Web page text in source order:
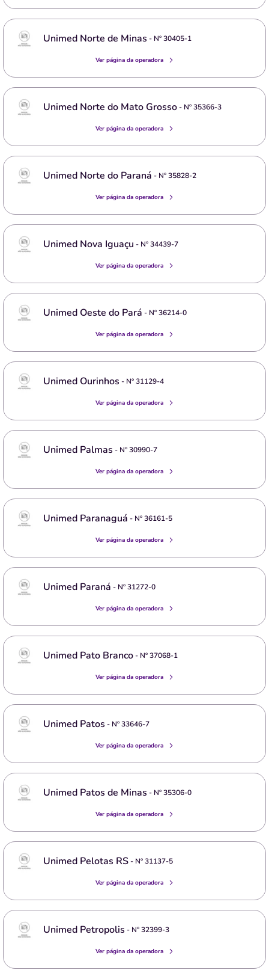
Unimed Norte de Minas - Nº30405-1
Ver página da operadora
Unimed Norte do Mato Grosso- Nº35366-3
Ver página da operadora
Unimed Norte do Paraná - Nº35828-2
Ver página da operadora
Unimed Nova Iguaçu - Nº34439-7
Ver página da operadora
Unimed Oeste do Pará - Nº36214-0
Ver página da operadora
Unimed Ourinhos - Nº31129-4
Ver página da operadora
Unimed Palmas - Nº30990-7
Ver página da operadora
Unimed Paranaguá - Nº36161-5
Ver página da operadora
Unimed Paraná - Nº31272-0
Ver página da operadora
Unimed Pato Branco- Nº37068-1
Ver página da operadora
Unimed Patos - Nº33646-7
Ver página da operadora
Unimed Patos de Minas - Nº35306-0
Ver página da operadora
Unimed Pelotas RS- Nº31137-5
Ver página da operadora
Unimed Petropolis - Nº32399-3
Ver página da operadora